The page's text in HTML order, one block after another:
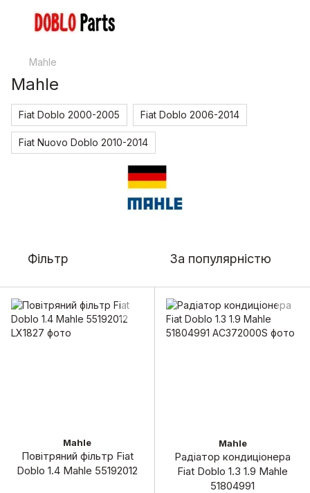
Mahle
Mahle
Fiat Doblo 2000-2005 Fiat Doblo 2006-2014
Fiat Nuovo Doblo 2010-2014
Фільтр За популярністю
Mahle
Повітряний фільтр Fiat
Doblo 1.4 Mahle 55192012
Mahle
Радіатор кондиціонера
Fiat Doblo 1.3 1.9 Mahle
51804991